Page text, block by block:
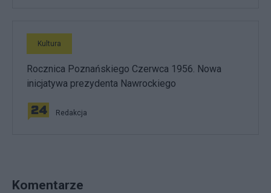
Kultura
Rocznica Poznańskiego Czerwca 1956. Nowa
inicjatywa prezydenta Nawrockiego
Redakcja
Komentarze